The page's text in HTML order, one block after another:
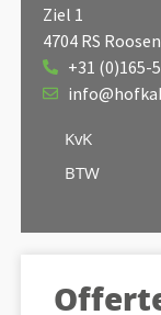
Ziel 1
4704 RS
+31 (0)165-
KvK
BTW